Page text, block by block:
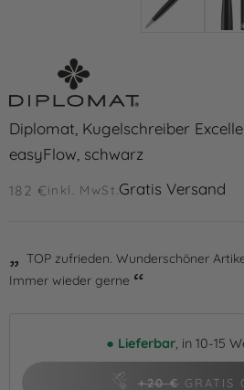
Diplomat, Kugelschreiber
easyFlow, schwarz
182 €inkl. MwSt. Gratis Versand
TOP zufrieden. Wunderschöner
Immer wieder gerne
● Lieferbar, in 10-15
+20 € GRATIS